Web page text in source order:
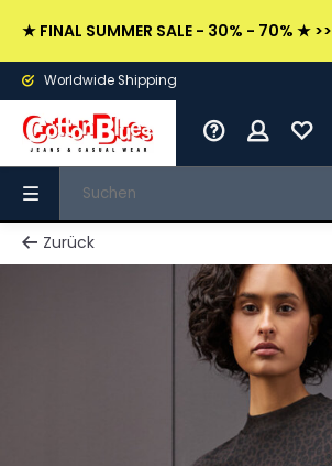
★ FINAL SUMMER SALE - 30% - 70% ★ >>
Worldwide Shipping
Zurück